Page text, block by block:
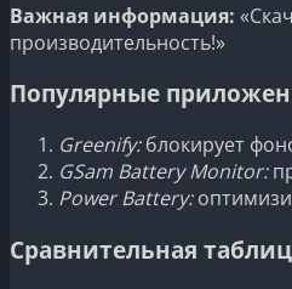
Важная информация:
производительность!»
Популярные
Greenify:блокирует
GSam Battery Monitor:
Power Battery:
Сравнительная